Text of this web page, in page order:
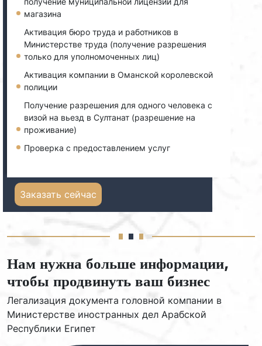
Заказать сейчас
магазина
Активация бюро труда и работников в
Министерстве труда (получение разрешения
только для уполномоченных лиц)
Активация компании в Оманской королевской
полиции
Получение разрешения для одного человека с
визой на вьезд в Султанат (разрешение на
проживание)
Проверка с предоставлением услуг
Нам нужна больше информации,
чтобы продвинуть ваш бизнес
Легализация документа головной компании в
Министерстве иностранных дел Арабской
Республики Египет